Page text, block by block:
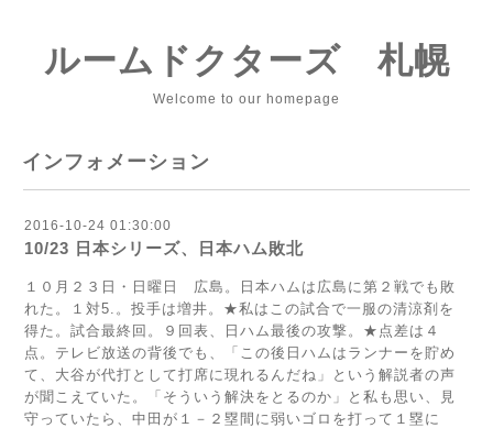
ルームドクターズ 札幌
Welcome to our homepage
インフォメーション
2016-10-24 01:30:00
10/23 日本シリーズ、日本ハム敗北
１０月２３日・日曜日 広島。日本ハムは広島に第２戦でも敗
れた。１対5.。投手は増井。★私はこの試合で一服の清涼剤を
得た。試合最終回。９回表、日ハム最後の攻撃。★点差は４
点。テレビ放送の背後でも、「この後日ハムはランナーを貯め
て、大谷が代打として打席に現れるんだね」という解説者の声
が聞こえていた。「そういう解決をとるのか」と私も思い、見
守っていたら、中田が１－２塁間に弱いゴロを打って１塁に